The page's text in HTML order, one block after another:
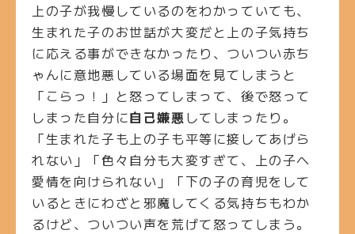
上の子が我慢しているのをわかっていても、
生まれた子のお世話が大変だと上の子気持ち
に応える事ができなかったり、ついつい赤ち
ゃんに意地悪している場面を見てしまうと
「こらっ！」と怒ってしまって、後で怒って
しまった自分に自己嫌悪してしまったり。
「生まれた子も上の子も平等に接してあげら
れない」「色々自分も大変すぎて、上の子へ
愛情を向けられない」「下の子の育児をして
いるときにわざと邪魔してくる気持ちもわか
るけど、ついつい声を荒げて怒ってしまう。